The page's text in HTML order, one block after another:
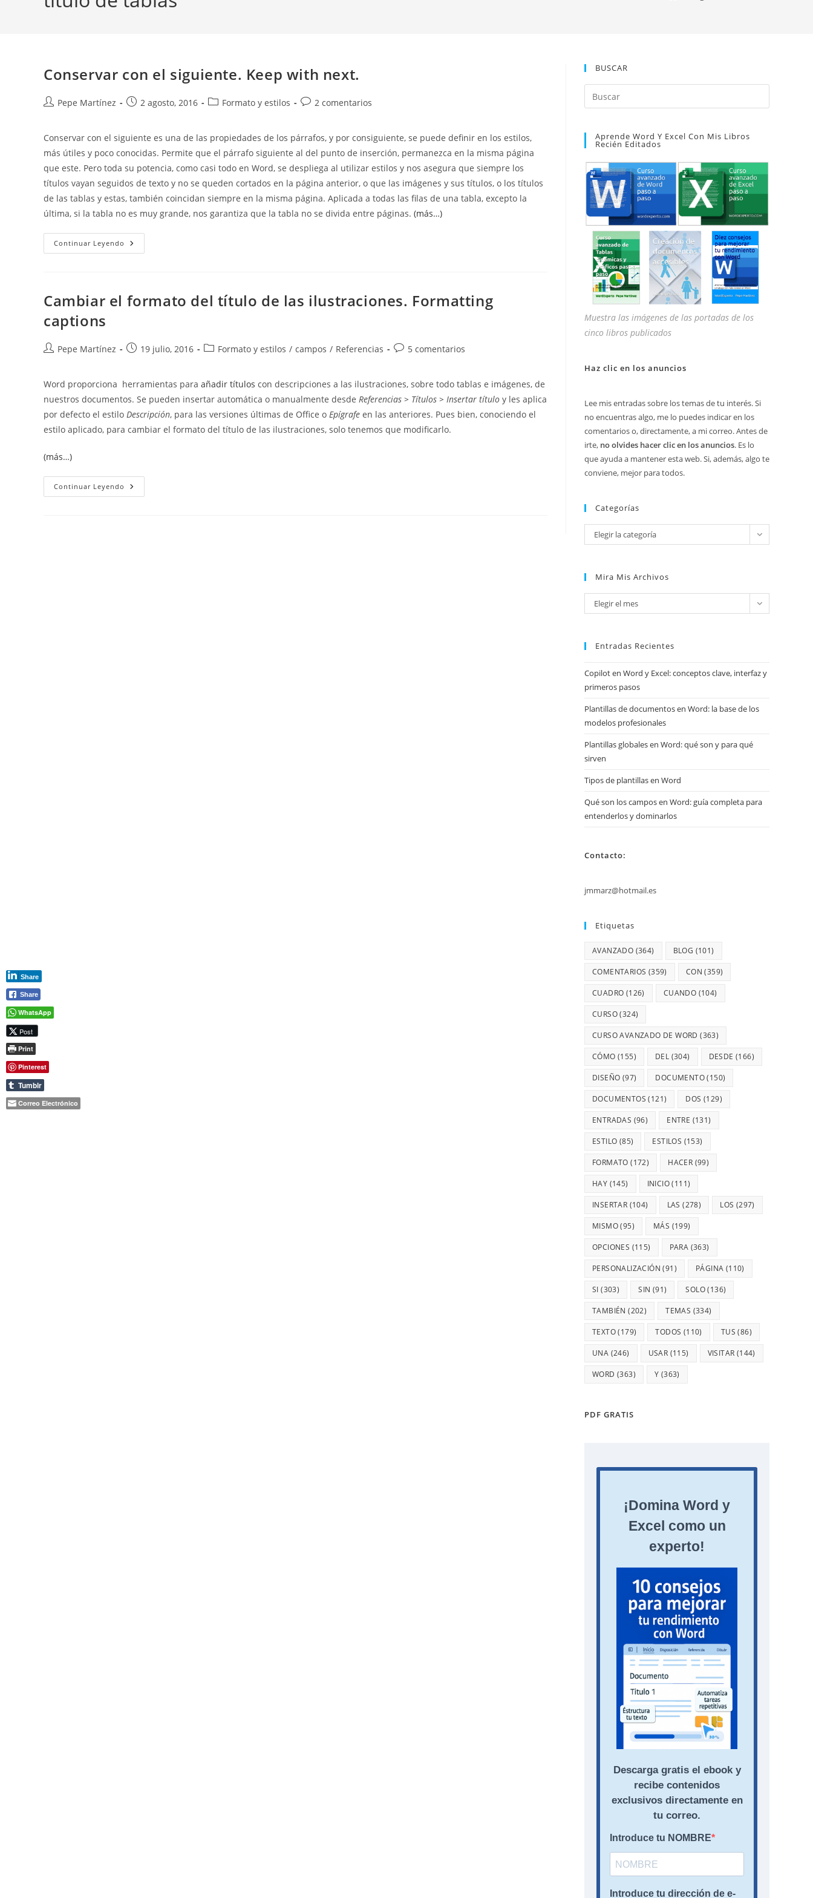
Conservar con el siguiente. Keep with next.
Autor
entrada:
Pepe Martínez
Publicación
entrada:
2 agosto, 2016
Categoría
entrada:
Formato y estilos
Comentarios
entrada:
2 comentarios
Conservar con el siguiente es una de las propiedades de los párrafos, y por consiguiente, se puede definir en los estilos,
más útiles y poco conocidas. Permite que el párrafo siguiente al del punto de inserción, permanezca en la misma página
que este. Pero toda su potencia, como casi todo en Word, se despliega al utilizar estilos y nos asegura que siempre los
títulos vayan seguidos de texto y no se queden cortados en la página anterior, o que las imágenes y sus títulos, o los títulos
de las tablas y estas, también coincidan siempre en la misma página. Aplicada a todas las filas de una tabla, excepto la
última, si la tabla no es muy grande, nos garantiza que la tabla no se divida entre páginas. (más…)
Continuar Leyendo Conservar
Con
Next.
Cambiar el formato del título de las ilustraciones. Formatting
captions
Autor
entrada:
Pepe Martínez
Publicación
entrada:
19 julio, 2016
Categoría
entrada:
Formato y estilos / campos / Referencias
Comentarios
entrada:
5 comentarios
Word proporciona herramientas para añadir títulos con descripciones a las ilustraciones, sobre todo tablas e imágenes, de
nuestros documentos. Se pueden insertar automática o manualmente desde Referencias > Títulos > Insertar título y les aplica
por defecto el estilo Descripción, para las versiones últimas de Office o Epígrafe en las anteriores. Pues bien, conociendo el
estilo aplicado, para cambiar el formato del título de las ilustraciones, solo tenemos que modificarlo.
(más…)
Continuar Leyendo Cambiar
El
BUSCAR
Escape
Aprende Word Y Excel Con Mis Libros
Recién Editados
Muestra las imágenes de las portadas de los
cinco libros publicados
Haz clic en los anuncios
Lee mis entradas sobre los temas de tu interés. Si
no encuentras algo, me lo puedes indicar en los
comentarios o, directamente, a mi correo. Antes de
irte, no olvides hacer clic en los anuncios. Es lo
que ayuda a mantener esta web. Si, además, algo te
conviene, mejor para todos.
Categorías
Categorías
Elegir la categoría
Mira Mis Archivos
Mira
mis
Elegir el mes
Entradas Recientes
Copilot en Word y Excel: conceptos clave, interfaz y
primeros pasos
Plantillas de documentos en Word: la base de los
modelos profesionales
Plantillas globales en Word: qué son y para qué
sirven
Tipos de plantillas en Word
Qué son los campos en Word: guía completa para
entenderlos y dominarlos
Contacto:
jmmarz@hotmail.es
Etiquetas
AVANZADO (364) BLOG (101)
COMENTARIOS (359) CON (359)
CUADRO (126) CUANDO (104)
CURSO(324)
CURSO AVANZADO DE WORD (363)
CÓMO (155) DEL (304) DESDE (166)
DISEÑO (97) DOCUMENTO(150)
DOCUMENTOS (121) DOS (129)
ENTRADAS (96) ENTRE (131)
ESTILO (85) ESTILOS (153)
FORMATO (172) HACER (99)
HAY (145) INICIO(111)
INSERTAR (104) LAS (278) LOS (297)
MISMO(95) MÁS (199)
OPCIONES (115) PARA (363)
PERSONALIZACIÓN (91) PÁGINA (110)
SI (303) SIN (91) SOLO(136)
TAMBIÉN (202) TEMAS (334)
TEXTO(179) TODOS (110) TUS (86)
UNA (246) USAR (115) VISITAR (144)
WORD (363) Y (363)
PDF GRATIS
Share
Share
WhatsApp
Post
Print
Pinterest
Tumblr
Correo Electrónico